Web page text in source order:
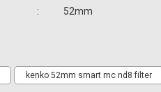
: 52mm
kenko 52mm smart mc nd8 filter